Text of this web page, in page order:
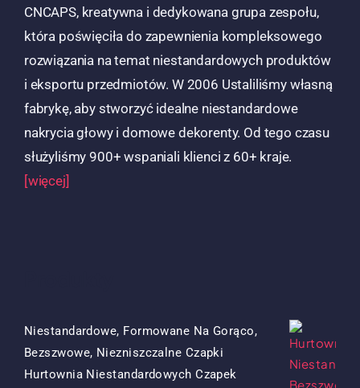
CNCAPS, kreatywna i dedykowana grupa zespołu,
która poświęciła do zapewnienia kompleksowego
rozwiązania na temat niestandardowych produktów
i eksportu przedmiotów. W 2006 Ustaliliśmy własną
fabrykę, aby stworzyć idealne niestandardowe
nakrycia głowy i domowe dekorenty. Od tego czasu
służyliśmy 900+ wspaniali klienci z 60+ kraje.
[więcej]
Niestandardowe, Formowane Na Gorąco,
Bezszwowe, Niezniszczalne Czapki
Hurtownia Niestandardowych Czapek